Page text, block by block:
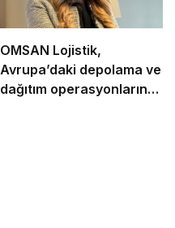
OMSAN Lojistik,
Avrupa’daki depolama ve
dağıtım operasyonlarına